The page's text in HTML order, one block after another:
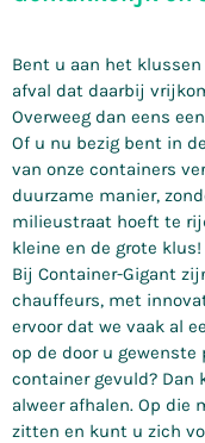
Bent u aan het
afval dat daarbij
Overweeg dan eens
Of u nu bezig bent in
van onze containers
duurzame manier,
milieustraat hoeft te
kleine en de grote klus!
Bij Container-Gigant
chauffeurs, met
ervoor dat we vaak al
op de door u
container gevuld? Dan
alweer afhalen. Op
zitten en kunt u zich